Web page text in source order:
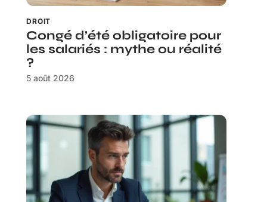
DROIT
Congé d’été obligatoire pour
les salariés : mythe ou réalité
?
5 août 2026